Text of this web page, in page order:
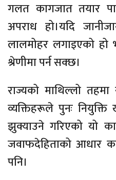
गलत कागजात तयार
अपराध हो।यदि
लालमोहर लगाइएको हो
श्रेणीमा पर्न सक्छ।
राज्यको माथिल्लो
व्यक्तिहरूले पुनः
झुक्याउने गरिएको यो
जवाफदेहिताको आधार
पनि।